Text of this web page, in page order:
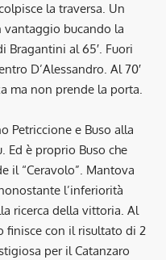
la traversa. Un
bucando la
Bragantini al 65′. Fuori
D’Alessandro. Al 70′
ma non prende la porta.
Petriccione e Buso alla
Ed è proprio Buso che
il “Ceravolo”. Mantova
l’inferiorità
ricerca della vittoria. Al
finisce con il risultato di 2
per il Catanzaro